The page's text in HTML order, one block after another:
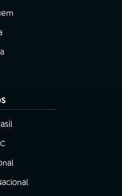
aba)
nova aba)
aba)
nova aba)
aba)
aba)